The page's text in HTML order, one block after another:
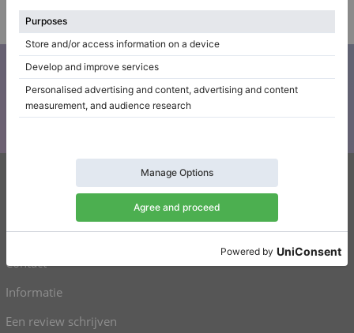
Bedrijf
Abonneer u op onze nieuwsbrief
Blijf op de hoogte van al het Klaviano nieuws
FAQ
Contact
Informatie
Een review schrijven